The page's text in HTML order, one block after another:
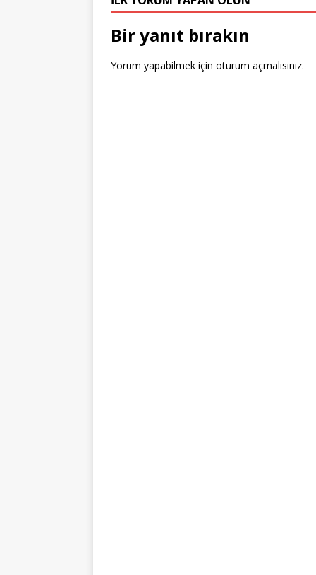
Bir yanıt bırakın
Yorum yapabilmek için oturum açmalısınız.